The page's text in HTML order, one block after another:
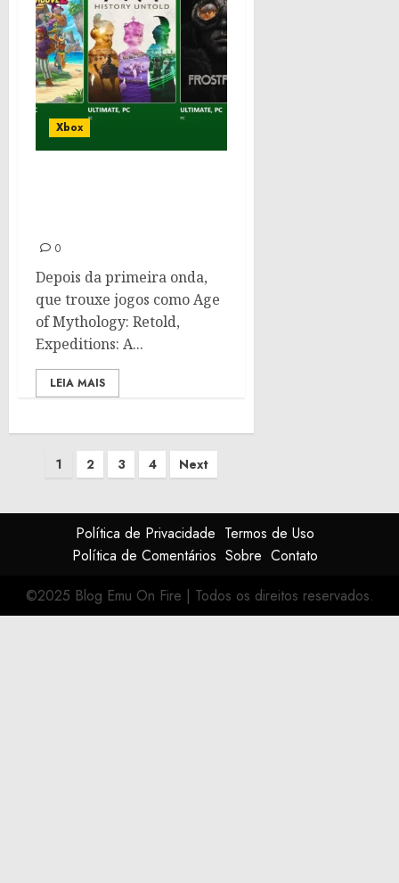
Xbox
0
Depois da primeira onda,
que trouxe jogos como Age
of Mythology: Retold,
Expeditions: A...
LEIA MAIS
Paginação
posts
1 2 3 4 Next
Política de Privacidade Termos de Uso
Política de Comentários Sobre Contato
©2025 Blog Emu On Fire | Todos os direitos reservados.